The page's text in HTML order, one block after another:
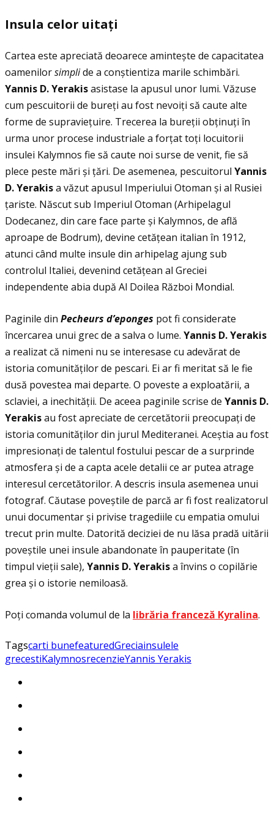
Insula celor uitaţi
Cartea este apreciată deoarece amintește de capacitatea
oamenilorsimplide a conștientiza marile schimbări.
Yannis D. Yerakisasistase la apusul unor lumi. Văzuse
cum pescuitorii de bureţi au fost nevoiţi să caute alte
forme de supravieţuire. Trecerea la bureţii obţinuţi în
urma unor procese industriale a forţat toţi locuitorii
insulei Kalymnos fie să caute noi surse de venit, fie să
plece peste mări și ţări. De asemenea, pescuitorul Yannis
D. Yerakisa văzut apusul Imperiului Otoman și al Rusiei
ţariste. Născut sub Imperiul Otoman (Arhipelagul
Dodecanez, din care face parte și Kalymnos, de află
aproape de Bodrum), devine cetăţean italian în 1912,
atunci când multe insule din arhipelag ajung sub
controlul Italiei, devenind cetăţean al Greciei
independente abia după Al Doilea Război Mondial.
Paginile din Pecheurs d’eponges pot fi considerate
încercarea unui grec de a salva o lume. Yannis D. Yerakis
a realizat că nimeni nu se interesase cu adevărat de
istoria comunităţilor de pescari. Ei ar fi meritat să le fie
dusă povestea mai departe. O poveste a exploatării, a
sclaviei, a inechităţii. De aceea paginile scrise de Yannis D.
Yerakisau fost apreciate de cercetătorii preocupaţi de
istoria comunităţilor din jurul Mediteranei. Aceștia au fost
impresionaţi de talentul fostului pescar de a surprinde
atmosfera și de a capta acele detalii ce ar putea atrage
interesul cercetătorilor. A descris insula asemenea unui
fotograf. Căutase poveștile de parcă ar fi fost realizatorul
unui documentar și privise tragediile cu empatia omului
trecut prin multe. Datorită deciziei de nu lăsa pradă uitării
poveștile unei insule abandonate în pauperitate (în
timpul vieţii sale), Yannis D. Yerakisa învins o copilărie
grea și o istorie nemiloasă.
Poţi comanda volumul de la librăria franceză Kyralina.
Tagscarti bunefeaturedGreciainsulele
grecestiKalymnosrecenzieYannis Yerakis